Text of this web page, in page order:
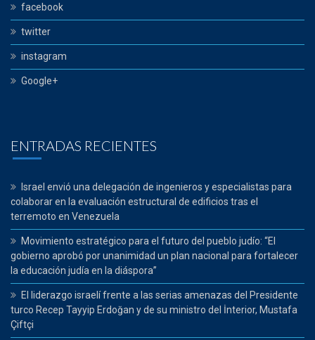
facebook
twitter
instagram
Google+
ENTRADAS RECIENTES
Israel envió una delegación de ingenieros y especialistas para
colaborar en la evaluación estructural de edificios tras el
terremoto en Venezuela
Movimiento estratégico para el futuro del pueblo judío: “El
gobierno aprobó por unanimidad un plan nacional para fortalecer
la educación judía en la diáspora”
El liderazgo israelí frente a las serias amenazas del Presidente
turco Recep Tayyip Erdoğan y de su ministro del İnterior, Mustafa
Çiftçi